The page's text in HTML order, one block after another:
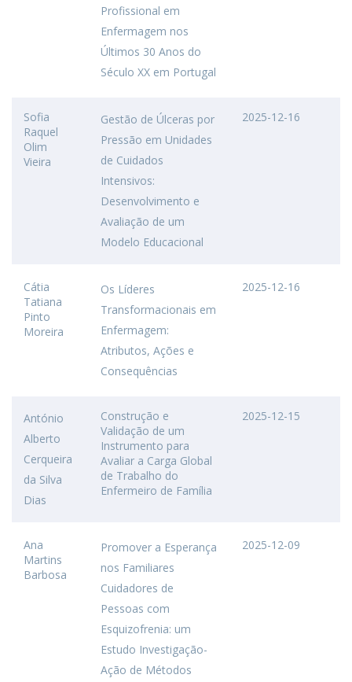
Profissional em
Enfermagem nos
Últimos 30 Anos do
Século XX em Portugal
Sofia
Raquel
Olim
Vieira
Gestão de Úlceras por
Pressão em Unidades
de Cuidados
Intensivos:
Desenvolvimento e
Avaliação de um
Modelo Educacional
2025-12-16
Cátia
Tatiana
Pinto
Moreira
Os Líderes
Transformacionais em
Enfermagem:
Atributos, Ações e
Consequências
2025-12-16
António
Alberto
Cerqueira
da Silva
Dias
Construção e
Validação de um
Instrumento para
Avaliar a Carga Global
de Trabalho do
Enfermeiro de Família
2025-12-15
Ana
Martins
Barbosa
Promover a Esperança
nos Familiares
Cuidadores de
Pessoas com
Esquizofrenia: um
Estudo Investigação-
Ação de Métodos
2025-12-09